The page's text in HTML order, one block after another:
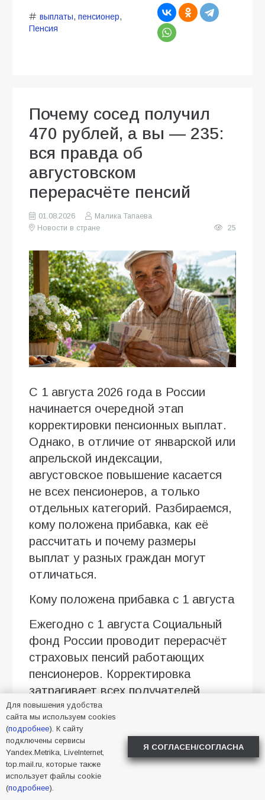
выплаты, пенсионер,
Пенсия
Почему сосед получил
470 рублей, а вы — 235:
вся правда об
августовском
перерасчёте пенсий
01.08.2026
Малика Тапаева
Новости в стране
25
С 1 августа 2026 года в России
начинается очередной этап
корректировки пенсионных выплат.
Однако, в отличие от январской или
апрельской индексации,
августовское повышение касается
не всех пенсионеров, а только
отдельных категорий. Разбираемся,
кому положена прибавка, как её
рассчитать и почему размеры
выплат у разных граждан могут
отличаться.
Кому положена прибавка с 1 августа
Ежегодно с 1 августа Социальный
фонд России проводит перерасчёт
страховых пенсий работающих
пенсионеров. Корректировка
затрагивает всех получателей
пенсий по старости и инвалидности,
за которых в 2025 году
работодатели уплачивали
страховые взносы. По данным СФР
на июнь 2026 года, в стране около
8,4 миллиона работающих
Для повышения удобства
сайта мы используем cookies
(подробнее). К сайту
подключены сервисы
Yandex.Metrika, LiveInternet,
top.mail.ru, которые также
использует файлы cookie
(подробнее).
Я СОГЛАСЕН/СОГЛАСНА